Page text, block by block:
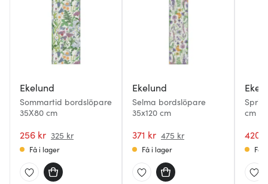
Ekelund
Sommartid bordslöpare
35X80 cm
256 kr 325 kr
Få i lager
Ekelund
Selma bordslöpare
35x120 cm
371 kr 475 kr
Få i lager
cm
420
Få